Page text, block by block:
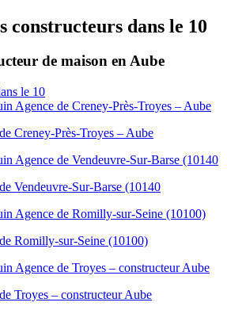
constructeurs dans le 10
de maison en Aube
le 10
Creney-Près-Troyes – Aube
Vendeuvre-Sur-Barse (10140
Romilly-sur-Seine (10100)
Troyes – constructeur Aube